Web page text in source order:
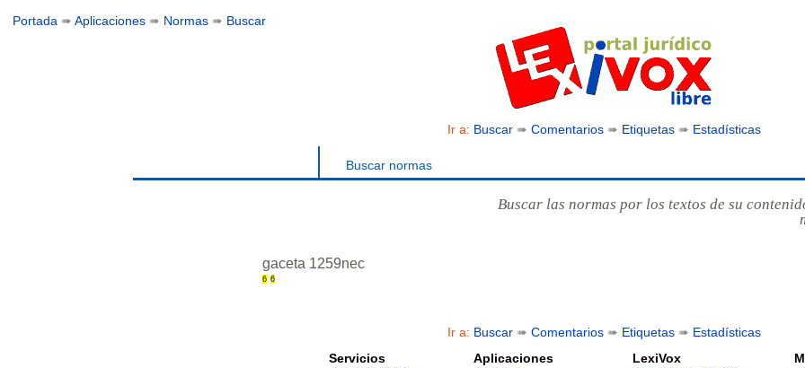
Portada ➠Aplicaciones ➠ Normas ➠ Buscar
Ir a: Buscar➠ Comentarios➠ Etiquetas➠ Estadísticas
Buscar normas
Buscar las normas por los textos de su
gaceta 1259nec
6 6
Ir a: Buscar➠ Comentarios➠ Etiquetas➠ Estadísticas
Servicios
Aplicaciones
LexiVox